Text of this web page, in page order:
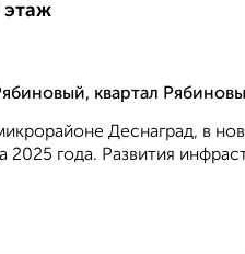
этаж
квартал
Деснаград, в
года. Развития